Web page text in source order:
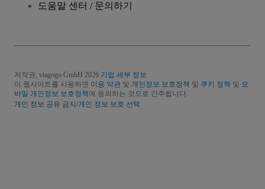
도움말 센터 / 문의하기
저작권; viagogo GmbH 2026 기업 세부 정보
이 웹사이트를 사용하면 이용 약관 및 개인정보 보호정책 및 쿠키 정책 및 모
바일 개인정보 보호정책 에 동의하는 것으로 간주됩니다.
개인 정보 공유 금지/개인 정보 보호 선택